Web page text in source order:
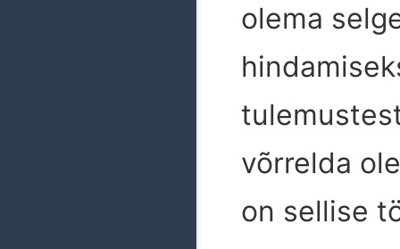
olema
võrrelda
on sellise